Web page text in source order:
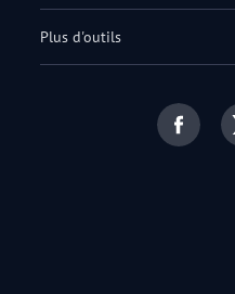
Plus d'outils